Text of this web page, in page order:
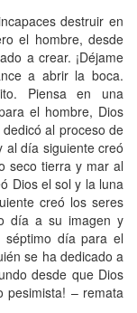
destruir en
el hombre, desde
a crear. ¡Déjame
a abrir la boca.
Piensa en una
el hombre, Dios
al proceso de
al día siguiente creó
seco tierra y mar al
Dios el sol y la luna
creó los seres
día a su imagen y
día para el
se ha dedicado a
desde que Dios
pesimista! – remata